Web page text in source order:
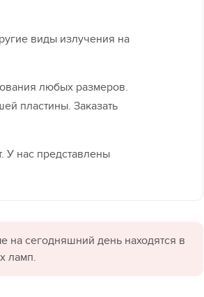
виды излучения на
любых размеров.
пластины. Заказать
У нас представлены
на сегодняшний день находятся в
ламп.